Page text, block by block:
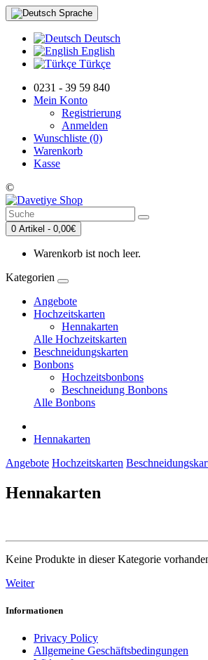
Sprache
Deutsch
English
Türkçe
0231 - 39 59 840
Mein Konto
Registrierung
Anmelden
Wunschliste (0)
Warenkorb
Kasse
©
0 Artikel - 0,00€
Warenkorb ist noch leer.
Kategorien
Angebote
Hochzeitskarten
Hennakarten
Alle Hochzeitskarten
Beschneidungskarten
Bonbons
Hochzeitsbonbons
Beschneidung Bonbons
Alle Bonbons
Hennakarten
Angebote Hochzeitskarten
Hennakarten
Keine Produkte in dieser Kategorie
Weiter
Informationen
Privacy Policy
Allgemeine Geschäftsbedingungen